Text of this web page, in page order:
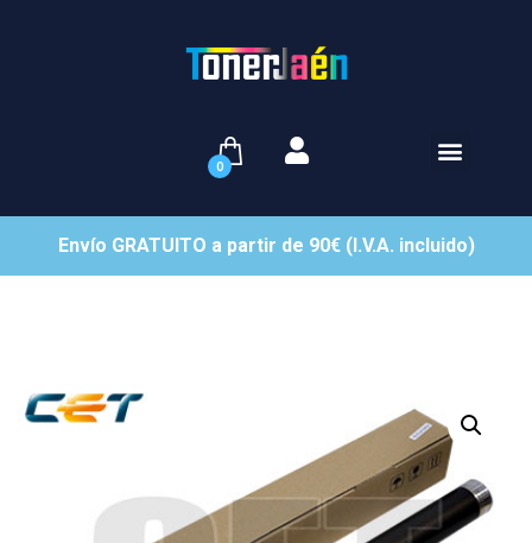
0
Envío GRATUITO a partir de 90€ (I.V.A. incluido)